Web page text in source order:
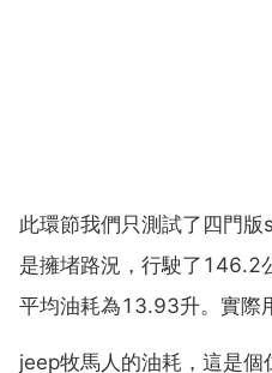
此環節我們只測試了四門
是擁堵路況，行駛了146.2
平均油耗為13.93升。實際
jeep牧馬人的油耗，這是個